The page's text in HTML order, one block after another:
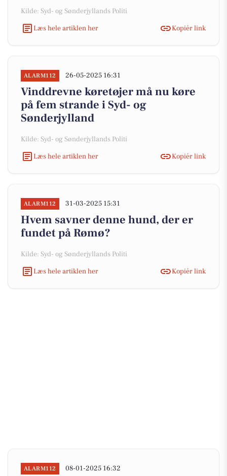
Kilde: Syd- og Sønderjyllands Politi
Læs hele artiklen her
Kopiér link
ALARM112 26-05-2025 16:31
Vinddrevne køretøjer må nu køre
på fem strande i Syd- og
Sønderjylland
Kilde: Syd- og Sønderjyllands Politi
Læs hele artiklen her
Kopiér link
ALARM112 31-03-2025 15:31
Hvem savner denne hund, der er
fundet på Rømø?
Kilde: Syd- og Sønderjyllands Politi
Læs hele artiklen her
Kopiér link
ALARM112 08-01-2025 16:32